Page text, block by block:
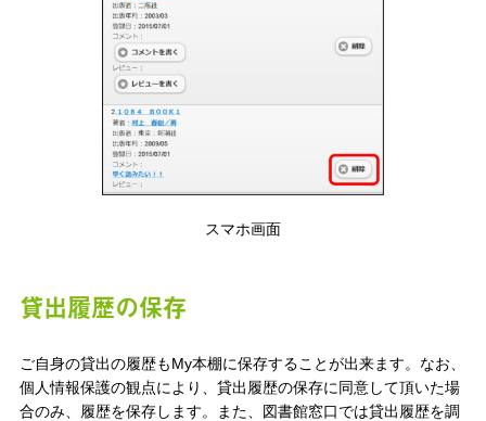
スマホ画面
貸出履歴の保存
ご自身の貸出の履歴もMy本棚に保存することが出来ます。なお、
個人情報保護の観点により、貸出履歴の保存に同意して頂いた場
合のみ、履歴を保存します。また、図書館窓口では貸出履歴を調